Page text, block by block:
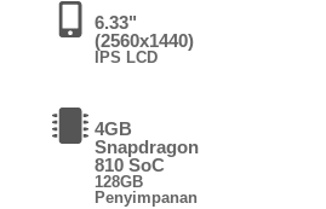
6.33"
(2560x1440)
IPS LCD
4GB
Snapdragon
810 SoC
128GB
Penyimpanan